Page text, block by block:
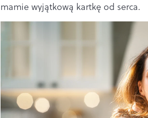
mamie wyjątkową kartkę od serca.